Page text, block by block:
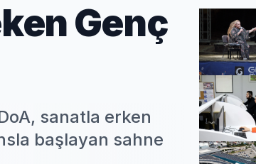
Genç
sanatla erken
başlayan sahne